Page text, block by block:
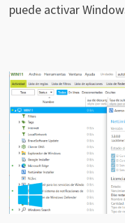
puede activar